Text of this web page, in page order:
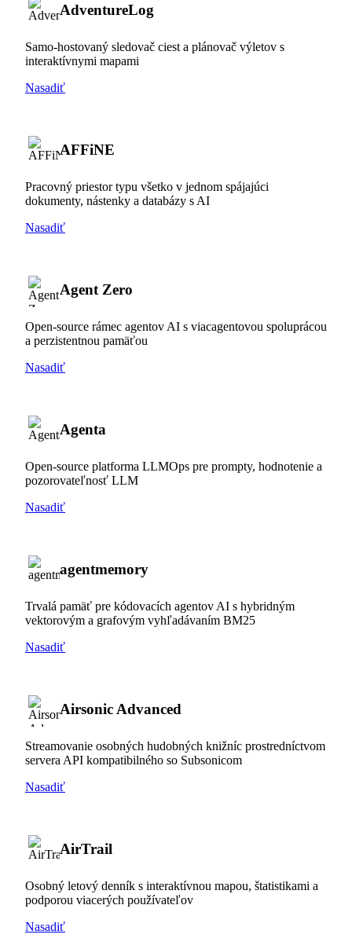
AdventureLog
Samo-hostovaný sledovač ciest a plánovač výletov s
interaktívnymi mapami
Nasadiť
AFFiNE
Pracovný priestor typu všetko v jednom spájajúci
dokumenty, nástenky a databázy s AI
Nasadiť
Agent Zero
Open-source rámec agentov AI s viacagentovou spoluprácou
a perzistentnou pamäťou
Nasadiť
Agenta
Open-source platforma LLMOps pre prompty, hodnotenie a
pozorovateľnosť LLM
Nasadiť
agentmemory
Trvalá pamäť pre kódovacích agentov AI s hybridným
vektorovým a grafovým vyhľadávaním BM25
Nasadiť
Airsonic Advanced
Streamovanie osobných hudobných knižníc prostredníctvom
servera API kompatibilného so Subsonicom
Nasadiť
AirTrail
Osobný letový denník s interaktívnou mapou, štatistikami a
podporou viacerých používateľov
Nasadiť